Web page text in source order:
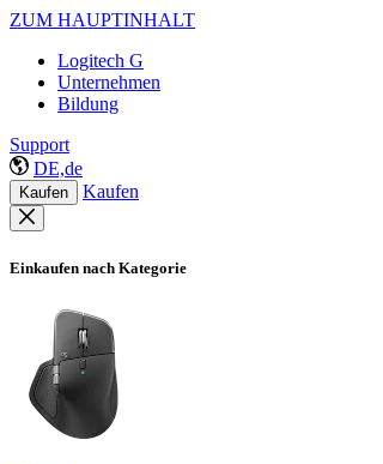
ZUM HAUPTINHALT
Logitech G
Unternehmen
Bildung
Support
DE,de
Kaufen Kaufen
Einkaufen nach Kategorie